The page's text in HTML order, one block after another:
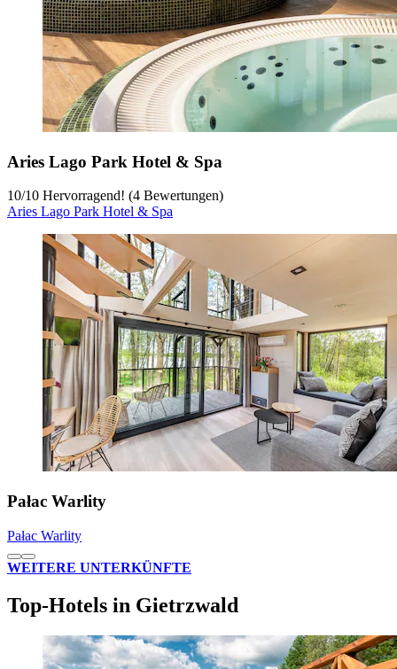
Aries Lago Park Hotel & Spa
10/10 Hervorragend! (4 Bewertungen)
Aries Lago Park Hotel & Spa
Pałac Warlity
Pałac Warlity
WEITERE UNTERKÜNFTE
Top-Hotels in Gietrzwald